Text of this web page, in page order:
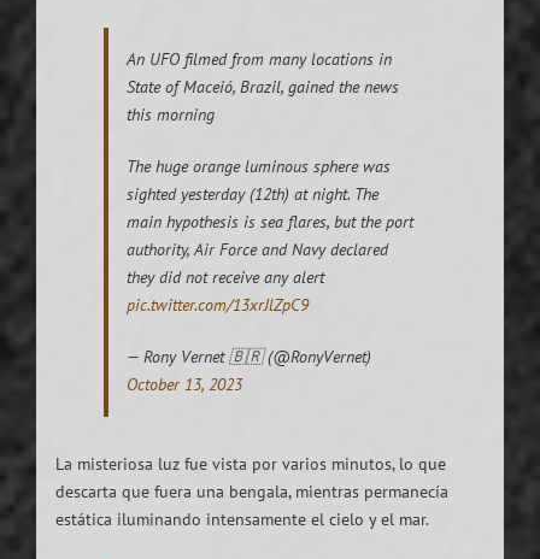
An UFO filmed from many locations in
State of Maceió, Brazil, gained the news
this morning
The huge orange luminous sphere was
sighted yesterday (12th) at night. The
main hypothesis is sea flares, but the port
authority, Air Force and Navy declared
they did not receive any alert
pic.twitter.com/13xrJlZpC9
— Rony Vernet 🇧🇷 (@RonyVernet)
October 13, 2023
La misteriosa luz fue vista por varios minutos, lo que
descarta que fuera una bengala, mientras permanecía
estática iluminando intensamente el cielo y el mar.